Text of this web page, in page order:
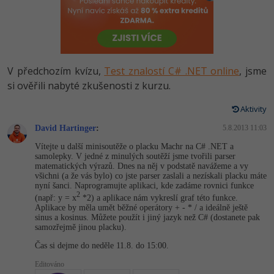
HTML5, CSS3, Bootstrap, SEO
SQL a databáze
Testování a verzování
Spring
ASP.NET MVC
Django
Best practices
JavaScript
Python
MySQL/MariaDB
MS-SQL
SQLite
Vývojář mobilních aplikací
Specialista na AI a bigdata
C# Game developer
Webdesigner
Tester
Systémový administrátor
Grafik / UX/UI návrhář
3D grafik
Databázový analytik
Python -80%
JavaScript -80%
PHP
-80%
Swift
Kotlin -80%
C -80%
VB.NET
SQL
Návrh SW
V předchozím kvízu, Test znalostí C# .NET online, jsme
si ověřili nabyté zkušenosti z kurzu.
Aktivity
David Hartinger: 5.8.2013 11:03
Vítejte u další minisoutěže o placku Machr na C# .NET a
samolepky. V jedné z minulých soutěží jsme tvořili parser
matematických výrazů. Dnes na něj v podstatě navážeme a vy
všichni (a že vás bylo) co jste parser zaslali a nezískali placku máte
nyní šanci. Naprogramujte aplikaci, kde zadáme rovnici funkce
(např: y = x2 *2) a aplikace nám vykreslí graf této funkce.
Aplikace by měla umět běžné operátory + - * / a ideálně ještě
sinus a kosinus. Můžete použít i jiný jazyk než C# (dostanete pak
samozřejmě jinou placku).
Čas si dejme do neděle 11.8. do 15:00.
Editováno